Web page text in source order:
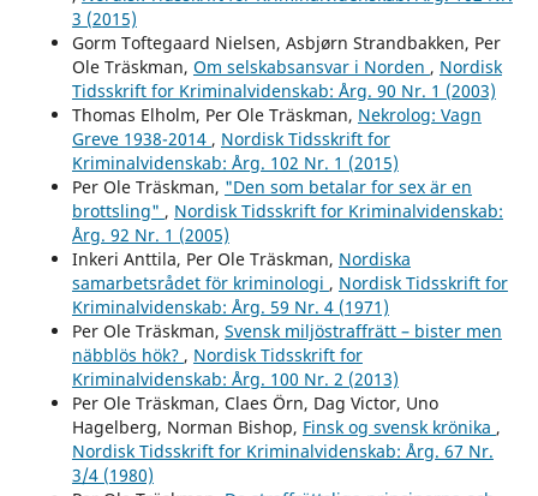
3 (2015)
Gorm Toftegaard Nielsen, Asbjørn Strandbakken, Per
Ole Träskman, Om selskabsansvar i Norden , Nordisk
Tidsskrift for Kriminalvidenskab: Årg. 90 Nr. 1 (2003)
Thomas Elholm, Per Ole Träskman, Nekrolog: Vagn
Greve 1938-2014 , Nordisk Tidsskrift for
Kriminalvidenskab: Årg. 102 Nr. 1 (2015)
Per Ole Träskman, "Den som betalar for sex är en
brottsling" , Nordisk Tidsskrift for Kriminalvidenskab:
Årg. 92 Nr. 1 (2005)
Inkeri Anttila, Per Ole Träskman, Nordiska
samarbetsrådet för kriminologi , Nordisk Tidsskrift for
Kriminalvidenskab: Årg. 59 Nr. 4 (1971)
Per Ole Träskman, Svensk miljöstraffrätt – bister men
näbblös hök? , Nordisk Tidsskrift for
Kriminalvidenskab: Årg. 100 Nr. 2 (2013)
Per Ole Träskman, Claes Örn, Dag Victor, Uno
Hagelberg, Norman Bishop, Finsk og svensk krönika ,
Nordisk Tidsskrift for Kriminalvidenskab: Årg. 67 Nr.
3/4 (1980)